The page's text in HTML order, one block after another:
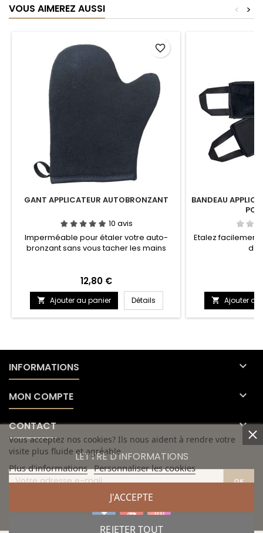
VOUS AIMEREZ AUSSI >
<
GANT APPLICATEUR AUTOBRONZANT
10 avis
Imperméable pour étaler votre auto-
bronzant sans vous tacher les mains
Prix
12,80 €
 Ajouter au panier Détails
favorite_border
BANDEAU
Etalez
 Ajouter au
Vous acceptez nos cookies? Ils nous aident à rendre votre
visite plus fluide et agréable
Plus d'informations Personnaliser les cookies
REJETER TOUT
J'ACCEPTE
INFORMATIONS 
MON COMPTE 
CONTACT 
LETTRE D'INFORMATIONS